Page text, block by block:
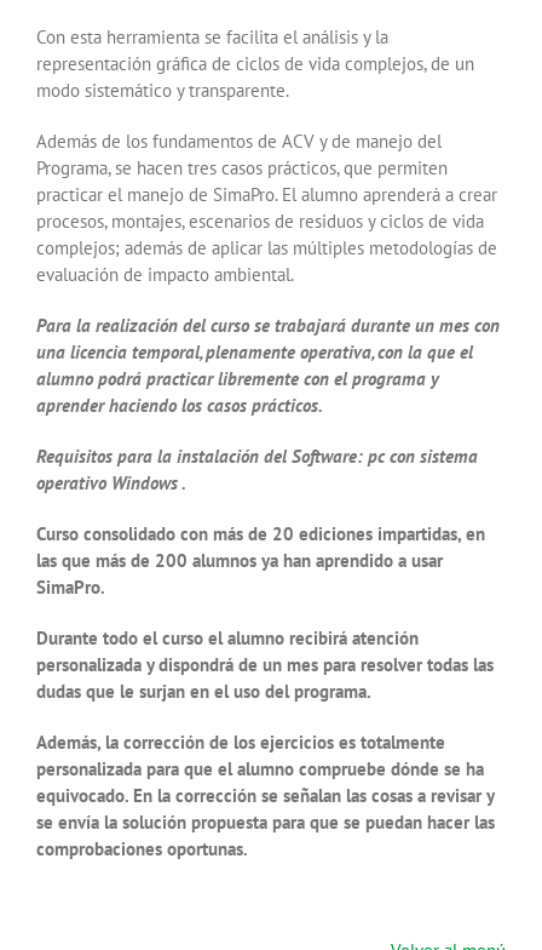
Con esta herramienta se facilita el análisis y la
representación gráfica de ciclos de vida complejos, de un
modo sistemático y transparente.
Además de los fundamentos de ACV y de manejo del
Programa, se hacen tres casos prácticos, que permiten
practicar el manejo de SimaPro. El alumno aprenderá a crear
procesos, montajes, escenarios de residuos y ciclos de vida
complejos; además de aplicar las múltiples metodologías de
evaluación de impacto ambiental.
Para la realización del curso se trabajará durante un mes con
una licencia temporal, plenamente operativa, con la que el
alumno podrá practicar libremente con el programa y
aprender haciendo los casos prácticos.
Requisitos para la instalación del Software: pc con sistema
operativo Windows .
Curso consolidado con más de 20 ediciones impartidas, en
las que más de 200 alumnos ya han aprendido a usar
SimaPro.
Durante todo el curso el alumno recibirá atención
personalizada y dispondrá de un mes para resolver todas las
dudas que le surjan en el uso del programa.
Además, la corrección de los ejercicios es totalmente
personalizada para que el alumno compruebe dónde se ha
equivocado. En la corrección se señalan las cosas a revisar y
se envía la solución propuesta para que se puedan hacer las
comprobaciones oportunas.